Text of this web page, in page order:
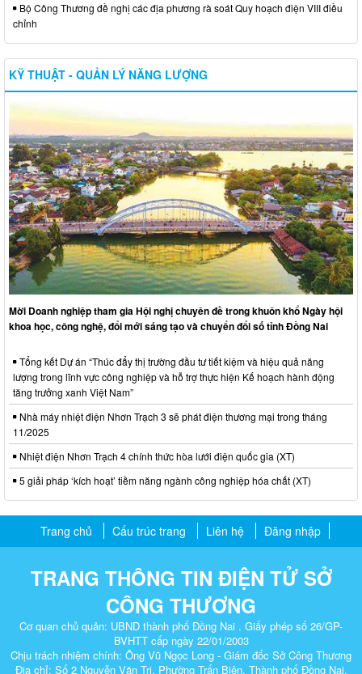
Bộ Công Thương đề nghị các địa phương rà soát Quy hoạch điện VIII điều
chỉnh
KỸ THUẬT - QUẢN LÝ NĂNG LƯỢNG
Mời Doanh nghiệp tham gia Hội nghị chuyên đề trong khuôn khổ Ngày hội
khoa học, công nghệ, đổi mới sáng tạo và chuyển đổi số tỉnh Đồng Nai
Tổng kết Dự án “Thúc đẩy thị trường đầu tư tiết kiệm và hiệu quả năng
lượng trong lĩnh vực công nghiệp và hỗ trợ thực hiện Kế hoạch hành động
tăng trưởng xanh Việt Nam”
Nhà máy nhiệt điện Nhơn Trạch 3 sẽ phát điện thương mại trong tháng
11/2025
Nhiệt điện Nhơn Trạch 4 chính thức hòa lưới điện quốc gia (XT)
5 giải pháp ‘kích hoạt’ tiềm năng ngành công nghiệp hóa chất (XT)
Trang chủ Cấu trúc trang Liên hệ Đăng nhập
TRANG THÔNG TIN ĐIỆN TỬ SỞ
CÔNG THƯƠNG
Cơ quan chủ quản: UBND thành phố Đồng Nai . Giấy phép số 26/GP-
BVHTT cấp ngày 22/01/2003
Chịu trách nhiệm chính: Ông Vũ Ngọc Long - Giám đốc Sở Công Thương
Địa chỉ: Số 2 Nguyễn Văn Trị, Phường Trấn Biên, Thành phố Đồng Nai.